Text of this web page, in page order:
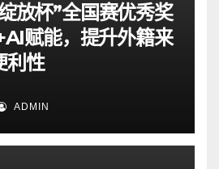
放杯”全国赛优秀奖
赋能，提升外籍来
利性
ADMIN